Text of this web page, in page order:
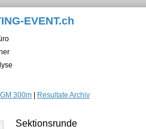
EVENT.ch
300m Resultate Archiv
Sektionsrunde